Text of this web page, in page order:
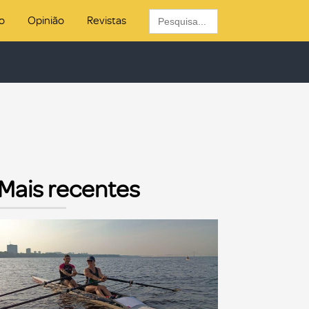
Opinião Revistas
Search
for:
recentes